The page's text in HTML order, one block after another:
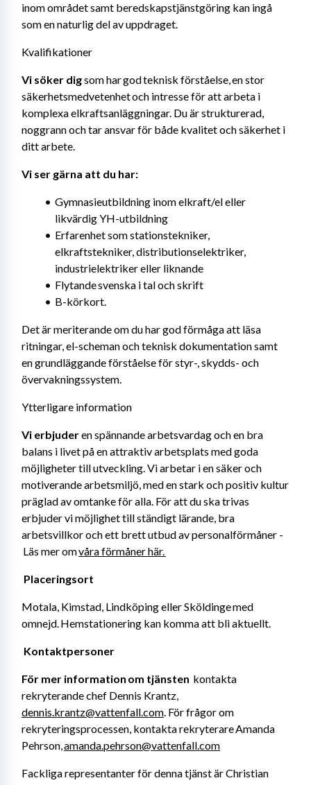
inom området samt beredskapstjänstgöring kan ingå
som en naturlig del av uppdraget.
Kvalifikationer
Vi söker dig som har god teknisk förståelse, en stor
säkerhetsmedvetenhet och intresse för att arbeta i
komplexa elkraftsanläggningar. Du är strukturerad,
noggrann och tar ansvar för både kvalitet och säkerhet i
ditt arbete.
Vi ser gärna att du har:
Gymnasieutbildning inom elkraft/el eller
likvärdig YH-utbildning
Erfarenhet som stationstekniker,
elkraftstekniker, distributionselektriker,
industrielektriker eller liknande
Flytande svenska i tal och skrift
B-körkort.
Det är meriterande om du har god förmåga att läsa
ritningar, el-scheman och teknisk dokumentation samt
en grundläggande förståelse för styr-, skydds- och
övervakningssystem.
Ytterligare information
Vi erbjuder en spännande arbetsvardag och en bra
balans i livet på en attraktiv arbetsplats med goda
möjligheter till utveckling. Vi arbetar i en säker och
motiverande arbetsmiljö, med en stark och positiv kultur
präglad av omtanke för alla. För att du ska trivas
erbjuder vi möjlighet till ständigt lärande, bra
arbetsvillkor och ett brett utbud av personalförmåner -
Läs mer om våra förmåner här.
Placeringsort
Motala, Kimstad, Lindköping eller Sköldinge med
omnejd. Hemstationering kan komma att bli aktuellt.
Kontaktpersoner
För mer information om tjänsten kontakta
dennis.krantz@vattenfall.com. För frågor om
rekryteringsprocessen, kontakta rekryterare Amanda
Pehrson, amanda.pehrson@vattenfall.com
Fackliga representanter för denna tjänst är Christian